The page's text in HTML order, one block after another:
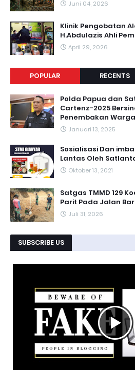
Juni 04, 2026
Klinik Pengobatan
H.Abdulazis Ahli
April 29, 2026
POPULAR RECENTS
Polda Papua dan
Cartenz-2025
Penembakan
Januari 13, 2025
Sosialisasi Dan
Lantas Oleh
Oktober 13, 2021
Satgas TMMD 129
Parit Pada Jalan
Juli 31, 2026
SUBSCRIBE US